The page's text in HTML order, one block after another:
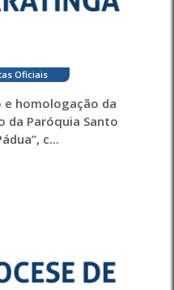
Oficiais
e homologação da
da Paróquia Santo
c...